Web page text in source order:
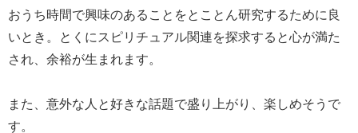
おうち時間で興味のあることをとことん研究するために良
いとき。とくにスピリチュアル関連を探求すると心が満た
され、余裕が生まれます。
また、意外な人と好きな話題で盛り上がり、楽しめそうで
す。